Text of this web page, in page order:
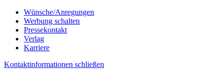
Wünsche/Anregungen
Werbung schalten
Pressekontakt
Verlag
Karriere
Kontaktinformationen schließen